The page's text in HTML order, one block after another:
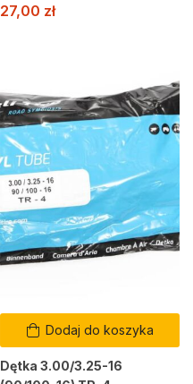
27,00 zł
Dodaj do koszyka
Dętka 3.00/3.25-16